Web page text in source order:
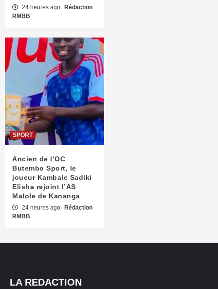
24 heures ago Rédaction
RMBB
SPORT
Ancien de l’OC
Butembo Sport, le
joueur Kambale Sadiki
Elisha rejoint l’AS
Malole de Kananga
24 heures ago Rédaction
RMBB
LA REDACTION